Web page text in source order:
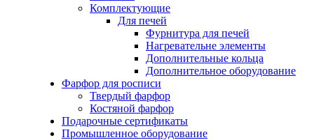
Комплектующие
Для печей
Фурнитура для печей
Нагревательне элементы
Дополнительные кольца
Дополнительное оборудование
Фарфор для росписи
Твердый фарфор
Костяной фарфор
Подарочные сертификаты
Промышленное оборудование